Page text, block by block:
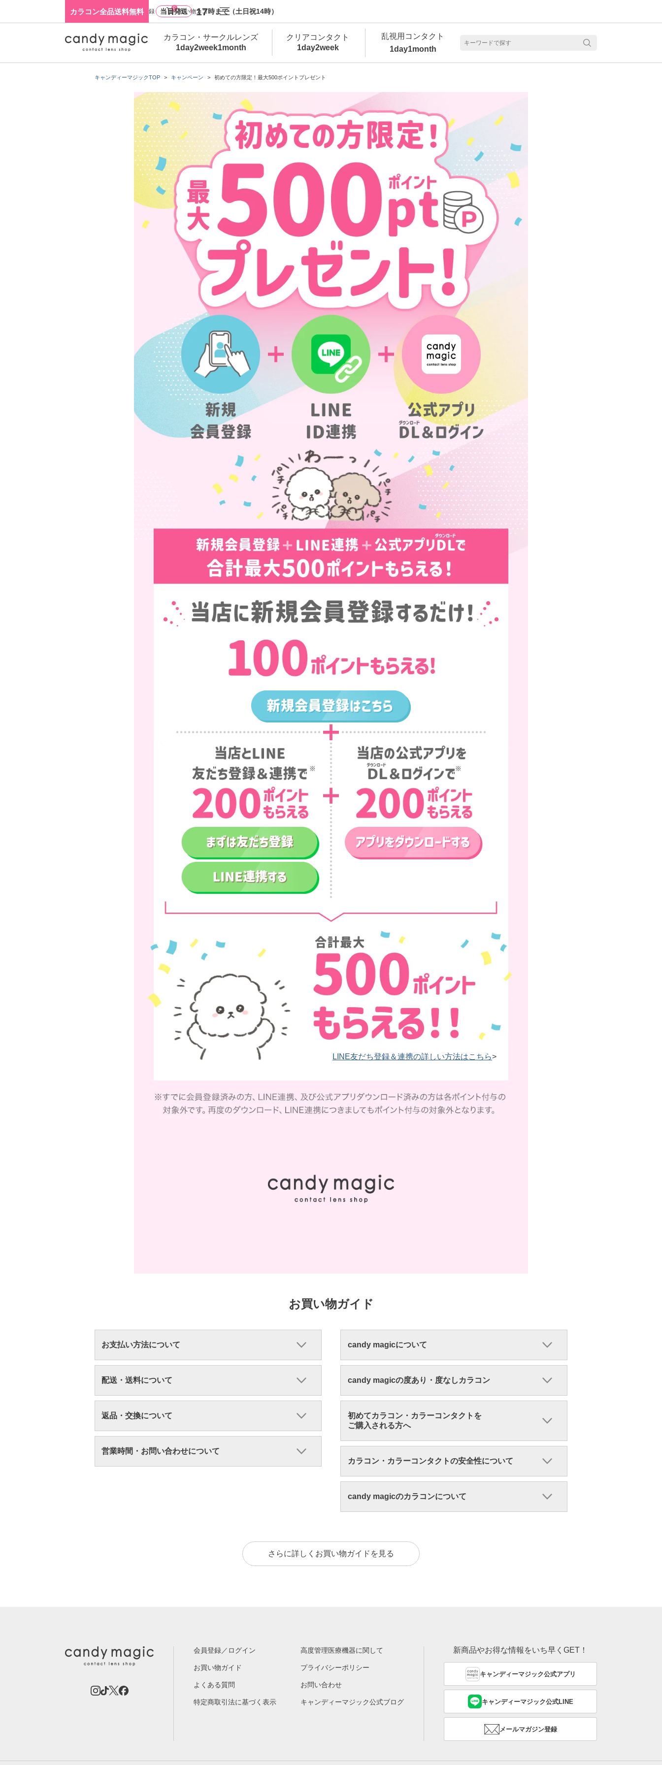
カラコン全品送料無料 当日発送 17時まで（土日祝14時）
キャンディーマジックTOP キャンペーン 初めての方限定！最大500ポイントプレゼント
LINE友だち登録＆連携の詳しい方法はこちら>
ログイン・新規会員登録
0
買い物カゴ
カラコン・サークルレンズ
1day2week1month
クリアコンタクト
1day2week
乱視用コンタクト
1day1month
カラコン・サークルレンズ 1day 商品一覧を見る
乱視用カラコン 1day商品一覧を見る
遠近両用カラコン 1day商品一覧を見る
カラコン・サークルレンズ 2week商品一覧を見る
新商品
カラコン・サークルレンズ 1month商品一覧を見る
クリアコンタクトレンズ 1day 商品一覧を見る 乱視用カラコン 1day商品一覧を見る
クリアコンタクトレンズ 2week 商品一覧を見る
新商品
乱視用カラコン 1day商品一覧を見る
乱視用カラコン 1month商品一覧を見る
お買い物ガイド
お支払い方法について
配送・送料について
返品・交換について
営業時間・お問い合わせについて
candy magicについて
candy magicの度あり・度なしカラコン
初めてカラコン・カラーコンタクトを
ご購入される方へ
カラコン・カラーコンタクトの安全性について
candy magicのカラコンについて
さらに詳しくお買い物ガイドを見る
会員登録／ログイン
お買い物ガイド
よくある質問
特定商取引法に基づく表示
高度管理医療機器に関して
プライバシーポリシー
お問い合わせ
キャンディーマジック公式ブログ
新商品やお得な情報をいち早くGET！
キャンディーマジック公式アプリ
キャンディーマジック公式LINE
メールマガジン登録